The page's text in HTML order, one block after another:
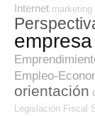
Internet marketing
empresa
Empleo-
orientación
Legislación Fiscal